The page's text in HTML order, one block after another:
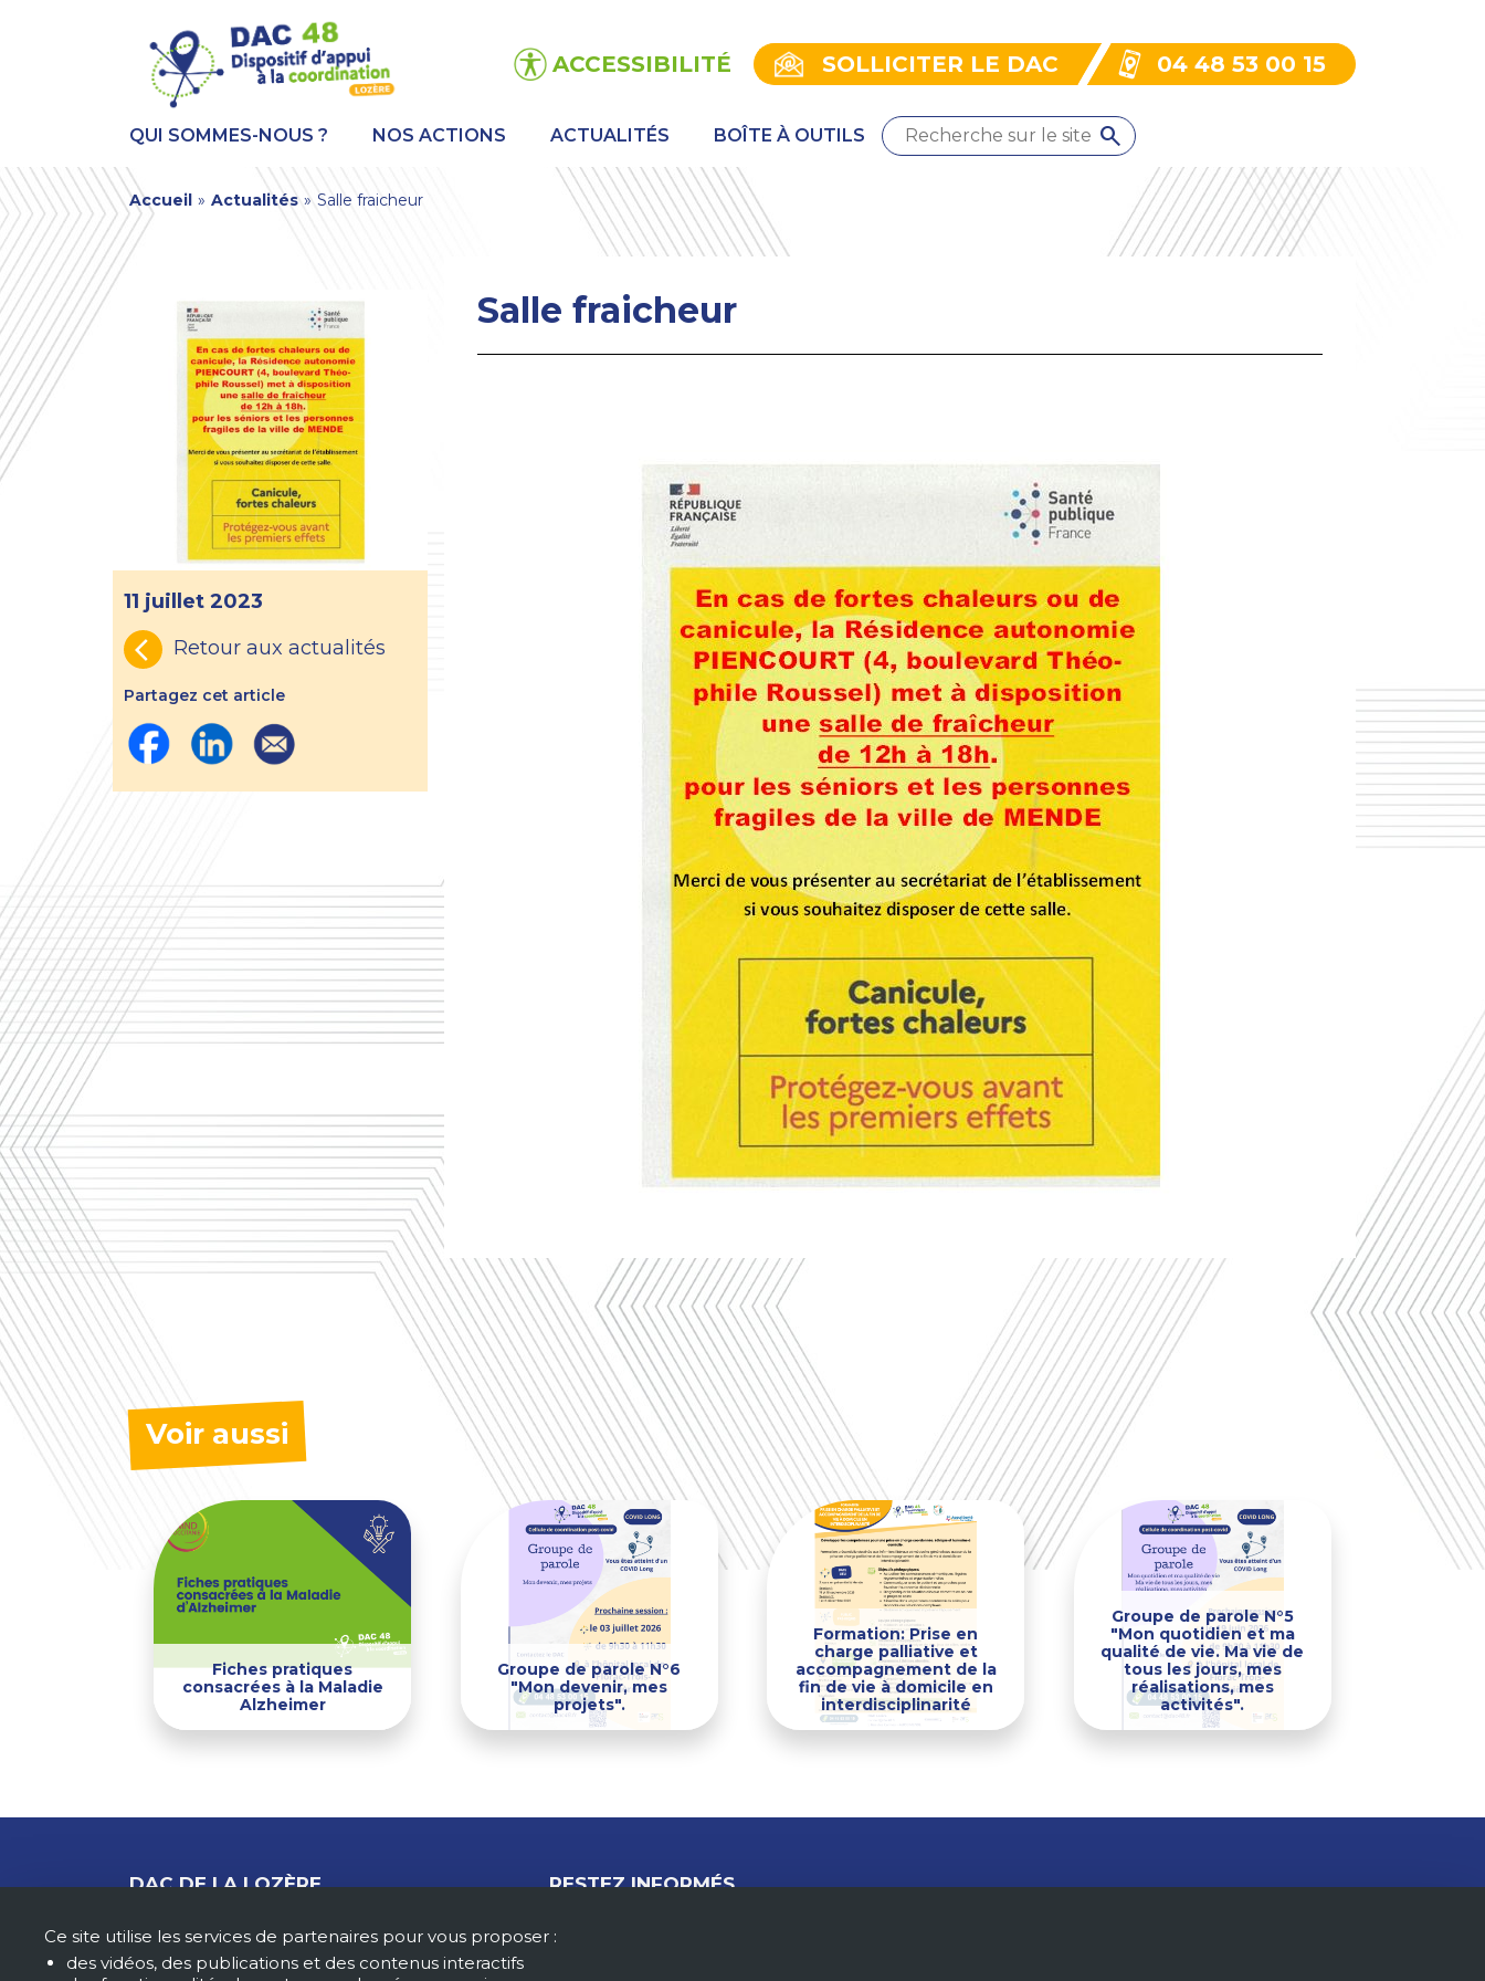
ACCESSIBILITÉ SOLLICITER LE DAC 04 48 53 00 15
QUI SOMMES-NOUS ? NOS ACTIONS ACTUALITÉS BOÎTE À OUTILS
You
are
here
Accueil » Actualités » Salle fraicheur
11 juillet 2023
Retour aux actualités
Partagez cet article
Salle fraicheur
Voir aussi
Fiches pratiques
consacrées à la Maladie
Alzheimer
Groupe de parole N°6
"Mon devenir, mes
projets".
Formation: Prise en
charge palliative et
accompagnement de la
fin de vie à domicile en
interdisciplinarité
Groupe de parole N°5
"Mon quotidien et ma
qualité de vie. Ma vie de
tous les jours, mes
réalisations, mes
activités".
DAC DE LA LOZÈRE
48 000 MENDE
contact@dac48.fr
RESTEZ INFORMÉS
Ce site utilise les services de partenaires pour vous proposer :
des vidéos, des publications et des contenus interactifs